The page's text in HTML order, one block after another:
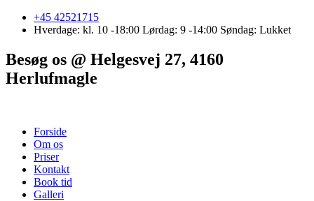
Skip
+45 42521715
Hverdage: kl. 10 -18:00 Lørdag: 9 -14:00 Søndag: Lukket
Besøg os @ Helgesvej 27, 4160
Herlufmagle
Forside
Om os
Priser
Kontakt
Book tid
Galleri